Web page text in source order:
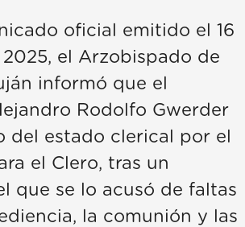
oficial emitido el 16
el Arzobispado de
informó que el
Rodolfo Gwerder
del estado clerical por el
el Clero, tras un
que se lo acusó de faltas
la comunión y las